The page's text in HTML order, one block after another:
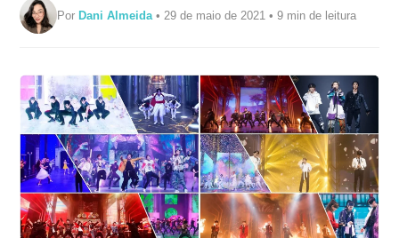
PorDani Almeida • 29 de maio de 2021 • 9 min de leitura